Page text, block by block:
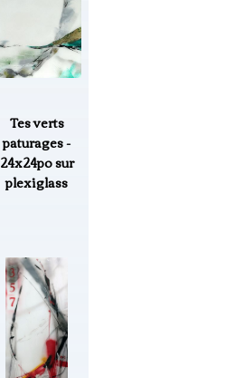
Tes verts
paturages -
24x24po sur
plexiglass